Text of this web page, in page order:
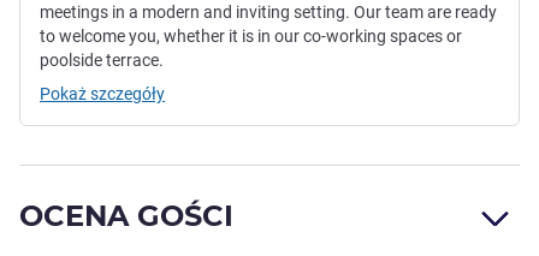
meetings in a modern and inviting setting. Our team are ready
to welcome you, whether it is in our co-working spaces or
poolside terrace.
Pokaż szczegóły
OCENA GOŚCI